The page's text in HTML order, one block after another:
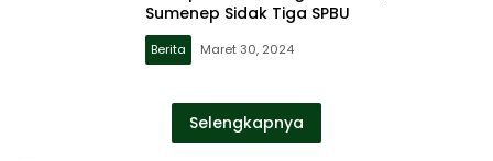
Sumenep Sidak Tiga SPBU
Berita Maret 30, 2024
Selengkapnya